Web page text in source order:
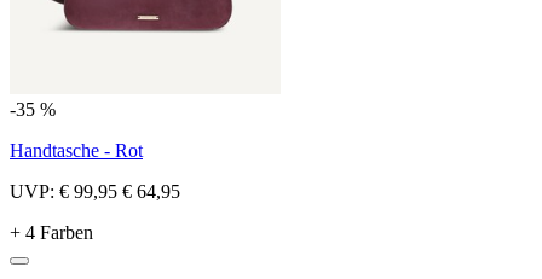
-35 %
Handtasche - Rot
UVP: € 99,95 € 64,95
+ 4 Farben